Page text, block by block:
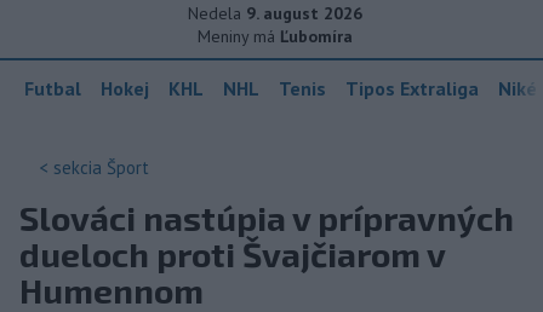
Nedela 9. august 2026
Meniny má Ľubomíra
Futbal Hokej KHL NHL Tenis Tipos Extraliga
< sekcia Šport
Slováci nastúpia v prípravných
dueloch proti Švajčiarom v
Humennom